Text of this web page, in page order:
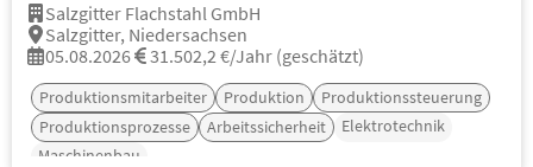
Salzgitter Flachstahl GmbH
Salzgitter, Niedersachsen
05.08.2026
31.502,2 €/Jahr (geschätzt)
Produktionsmitarbeiter Produktion
Produktionssteuerung
Produktionsprozesse
Arbeitssicherheit
Elektrotechnik
Maschinenbau